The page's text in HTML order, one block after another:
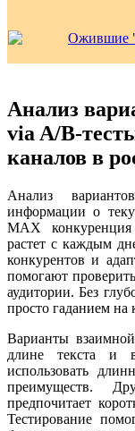
Анализ
via A/B-
каналов в
Анализ
информации о
MAX
растет с каждым
конкурентов и
помогают
аудитории. Без
просто гаданием на
Варианты
длине текста и
использовать
преимуществ.
предпочитает
Тестирование